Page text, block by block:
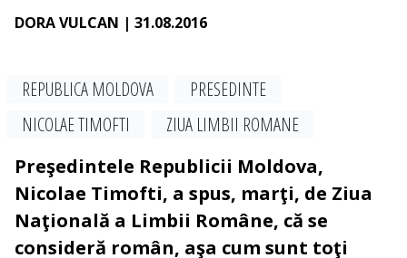
DORA VULCAN | 31.08.2016
REPUBLICA MOLDOVA
PRESEDINTE
NICOLAE TIMOFTI
ZIUA LIMBII ROMANE
Preşedintele Republicii Moldova,
Nicolae Timofti, a spus, marţi, de Ziua
Naţională a Limbii Române, că se
consideră român, aşa cum sunt toţi